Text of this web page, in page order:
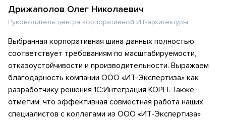
Дрижаполов Олег Николаевич
Руководитель центра корпоративной ИТ-архитектуры
Выбранная корпоративная шина данных полностью
соответствует требованиям по масштабируемости,
отказоустойчивости и производительности. Выражаем
благодарность компании ООО «ИТ-Экспертиза» как
разработчику решения 1С:Интеграция КОРП. Также
отметим, что эффективная совместная работа наших
специалистов с коллегами из ООО «ИТ-Экспертиза»